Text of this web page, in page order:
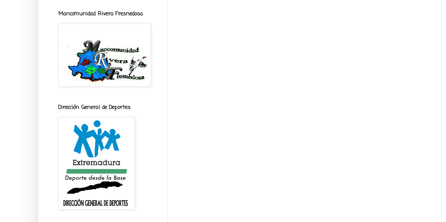
Mancomunidad Rivera Fresnedosa
Dirección General de Deportes